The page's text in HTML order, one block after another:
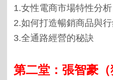
1.女性電商市場特性分析
2.如何打造暢銷商品與
3.全通路經營的秘訣
第二堂：張智豪